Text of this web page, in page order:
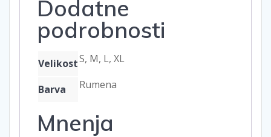
Dodatne
podrobnosti
VelikostS, M, L, XL
Barva Rumena
Mnenja